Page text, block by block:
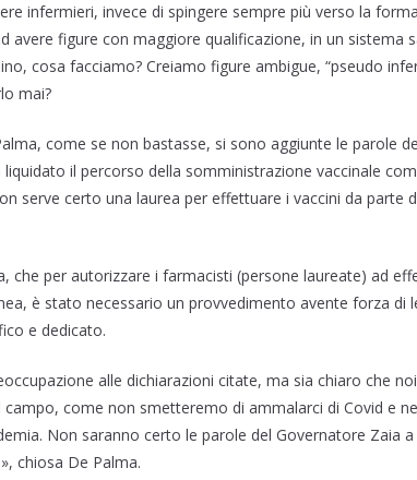
infermieri, invece di spingere sempre più verso la
avere figure con maggiore qualificazione, in un sistema
cosa facciamo? Creiamo figure ambigue, “pseudo
mai?
come se non bastasse, si sono aggiunte le parole
il percorso della somministrazione vaccinale
serve certo una laurea per effettuare i vaccini da parte
che per autorizzare i farmacisti (persone laureate) ad
è stato necessario un provvedimento avente forza di
e dedicato.
alle dichiarazioni citate, ma sia chiaro che
come non smetteremo di ammalarci di Covid e
Non saranno certo le parole del Governatore Zaia
chiosa De Palma.